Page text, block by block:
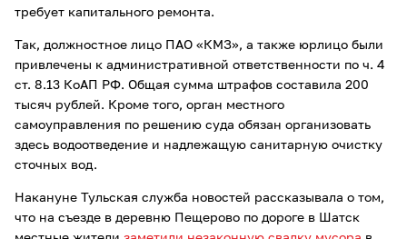
требует капитального ремонта.
Так, должностное лицо ПАО «КМЗ», а также юрлицо были
привлечены к административной ответственности по ч. 4
ст. 8.13 КоАП РФ. Общая сумма штрафов составила 200
тысяч рублей. Кроме того, орган местного
самоуправления по решению суда обязан организовать
здесь водоотведение и надлежащую санитарную очистку
сточных вод.
Накануне Тульская служба новостей рассказывала о том,
что на съезде в деревню Пещерово по дороге в Шатск